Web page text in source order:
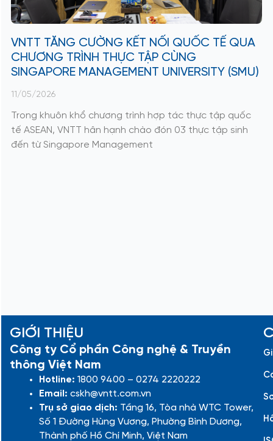
VNTT TĂNG CƯỜNG KẾT NỐI QUỐC TẾ QUA
CHƯƠNG TRÌNH THỰC TẬP CÙNG
SINGAPORE MANAGEMENT UNIVERSITY (SMU)
11/05/2026
Trong khuôn khổ chương trình hợp tác thực tập quốc
tế ASEAN, VNTT hân hạnh chào đón 03 thực tập sinh
đến từ Singapore Management
GIỚI THIỆU
Công ty Cổ phần Công nghệ & Truyền
thông Việt Nam
Hotline: 1800 9400 – 0274 2220222
Email: cskh@vntt.com.vn
Trụ sở giao dịch: Tầng 16, Tòa nhà WTC Tower,
Số 1 Đường Hùng Vương, Phường Bình Dương,
Thành phố Hồ Chí Minh, Việt Nam